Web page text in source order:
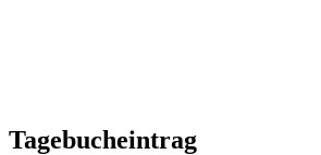
Tagebucheintrag